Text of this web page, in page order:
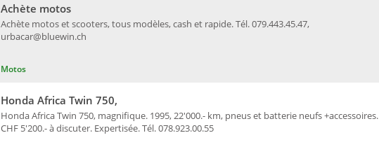
Motos
Achète motos et scooters, tous modèles, cash et rapide. Tél. 079.443.45.47,
urbacar@bluewin.ch
Achète motos
Honda Africa Twin 750, magnifique. 1995, 22'000.- km, pneus et batterie neufs +accessoires.
CHF 5'200.- à discuter. Expertisée. Tél. 078.923.00.55
Honda Africa Twin 750,